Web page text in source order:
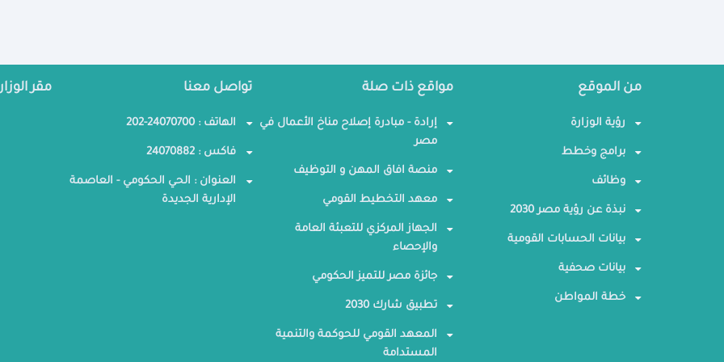
من الموقع
رؤية الوزارة
برامج وخطط
وظائف
نبذة عن رؤية مصر 2030
بيانات الحسابات القومية
بيانات صحفية
خطة المواطن
مواقع ذات صلة
إرادة - مبادرة إصلاح مناخ الأعمال في
مصر
منصة افاق المهن و التوظيف
معهد التخطيط القومي
الجهاز المركزي للتعبئة العامة
والإحصاء
جائزة مصر للتميز الحكومي
تطبيق شارك 2030
المعهد القومي للحوكمة والتنمية
المستدامة
تواصل معنا
الهاتف : 24070700-202
فاكس : 24070882
العنوان : الحي الحكومي - العاصمة
الإدارية الجديدة
مقر